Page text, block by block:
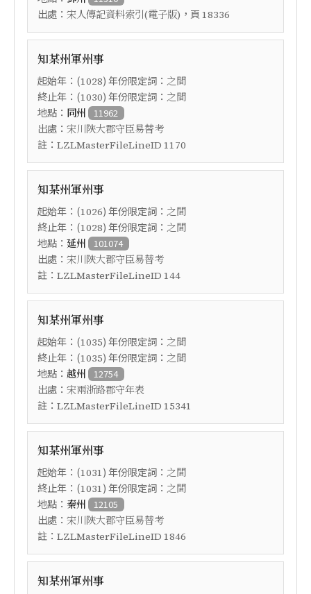
出處： 宋人傳記資料索引(電子版) ，頁 18336
知某州軍州事
起始年：(1028) 年份限定詞： 之間
終止年：(1030) 年份限定詞： 之間
地點： 同州 11962
出處： 宋川陝大郡守臣易替考
註： LZLMasterFileLineID 1170
知某州軍州事
起始年：(1026) 年份限定詞： 之間
終止年：(1028) 年份限定詞： 之間
地點： 延州 101074
出處： 宋川陝大郡守臣易替考
註： LZLMasterFileLineID 144
知某州軍州事
起始年：(1035) 年份限定詞： 之間
終止年：(1035) 年份限定詞： 之間
地點： 越州 12754
出處： 宋兩浙路郡守年表
註： LZLMasterFileLineID 15341
知某州軍州事
起始年：(1031) 年份限定詞： 之間
終止年：(1031) 年份限定詞： 之間
地點： 秦州 12105
出處： 宋川陝大郡守臣易替考
註： LZLMasterFileLineID 1846
知某州軍州事